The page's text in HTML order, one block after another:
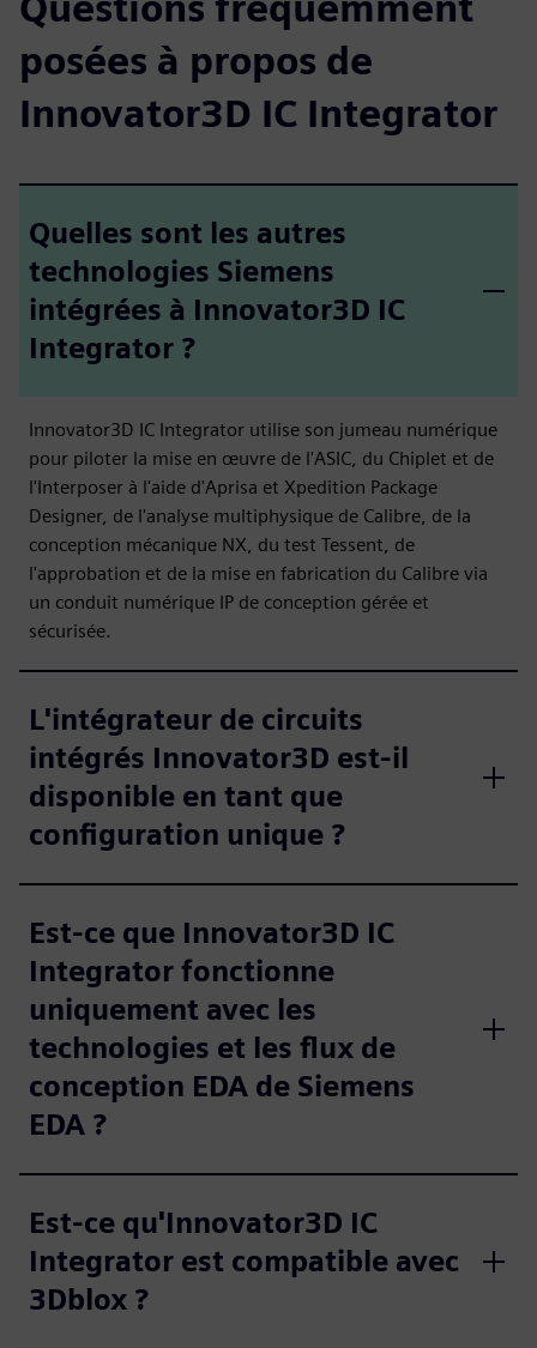
posées à propos de
Innovator3D IC Integrator
Quelles sont les autres
technologies Siemens
intégrées à Innovator3D IC
Integrator ?
Innovator3D IC Integrator utilise son jumeau numérique
pour piloter la mise en œuvre de l'ASIC, du Chiplet et de
l'Interposer à l'aide d'Aprisa et Xpedition Package
Designer, de l'analyse multiphysique de Calibre, de la
conception mécanique NX, du test Tessent, de
l'approbation et de la mise en fabrication du Calibre via
un conduit numérique IP de conception gérée et
sécurisée.
L'intégrateur de circuits
intégrés Innovator3D est-il
disponible en tant que
configuration unique ?
Est-ce que Innovator3D IC
Integrator fonctionne
uniquement avec les
technologies et les flux de
conception EDA de Siemens
EDA ?
Est-ce qu'Innovator3D IC
Integrator est compatible avec
3Dblox ?